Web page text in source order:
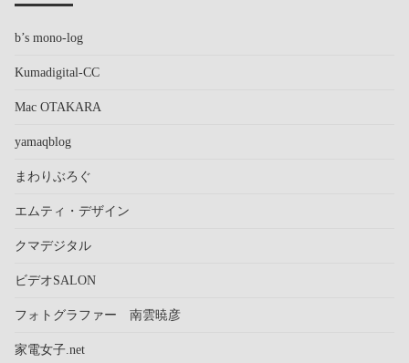
b’s mono-log
Kumadigital-CC
Mac OTAKARA
yamaqblog
まわりぶろぐ
エムティ・デザイン
クマデジタル
ビデオSALON
フォトグラファー 南雲暁彦
家電女子.net